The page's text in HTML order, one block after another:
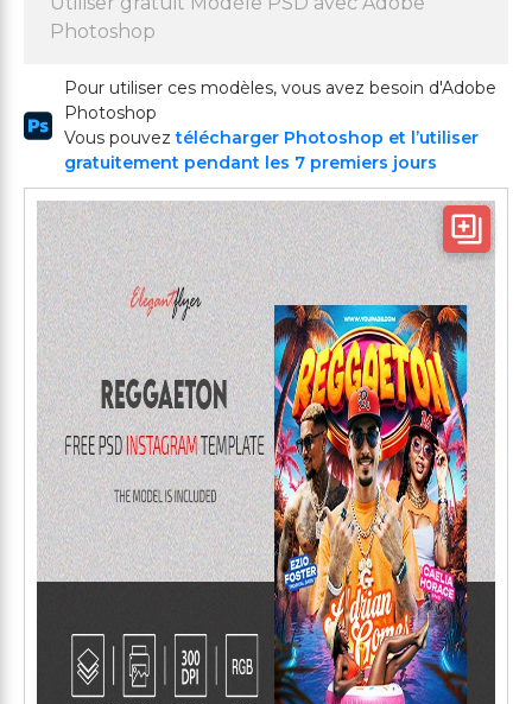
Photoshop
Pour utiliser ces modèles, vous avez besoin d'Adobe
Photoshop
Vous pouveztélécharger Photoshop et l’utiliser
gratuitement pendant les 7 premiers jours